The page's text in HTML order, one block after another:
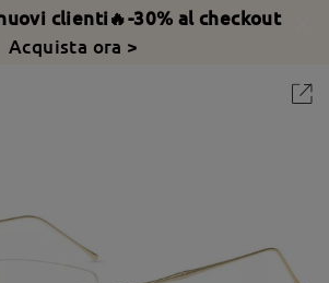
clienti🔥-30% al checkout
Acquista ora >